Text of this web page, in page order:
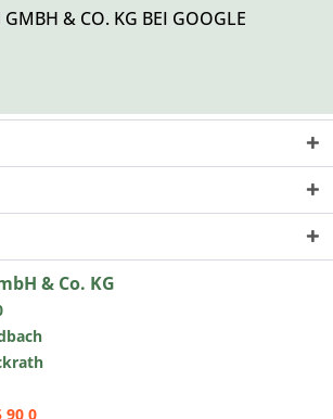
GMBH & CO. KG BEI GOOGLE
& Co. KG
90 0